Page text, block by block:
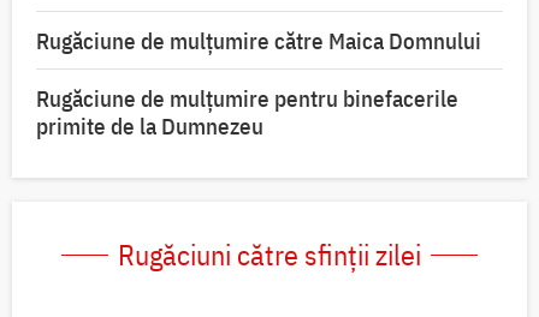
Rugăciune de mulţumire către Maica Domnului
Rugăciune de mulțumire pentru binefacerile
primite de la Dumnezeu
Rugăciuni către sfinții zilei